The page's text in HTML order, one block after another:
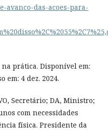
avanco-das-acoes-para-
na prática. Disponível em:
em: 4 dez. 2024.
Secretário; DA, Ministro;
com necessidades
física. Presidente da